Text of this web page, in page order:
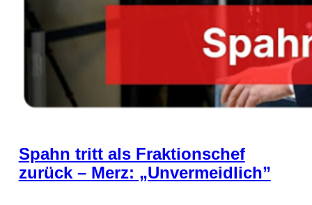
Spahn tritt als Fraktionschef
zurück – Merz: „Unvermeidlich”